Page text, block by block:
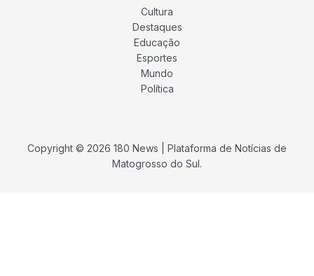
Cultura
Destaques
Educação
Esportes
Mundo
Política
Copyright © 2026 180 News | Plataforma de Notícias de
Matogrosso do Sul.